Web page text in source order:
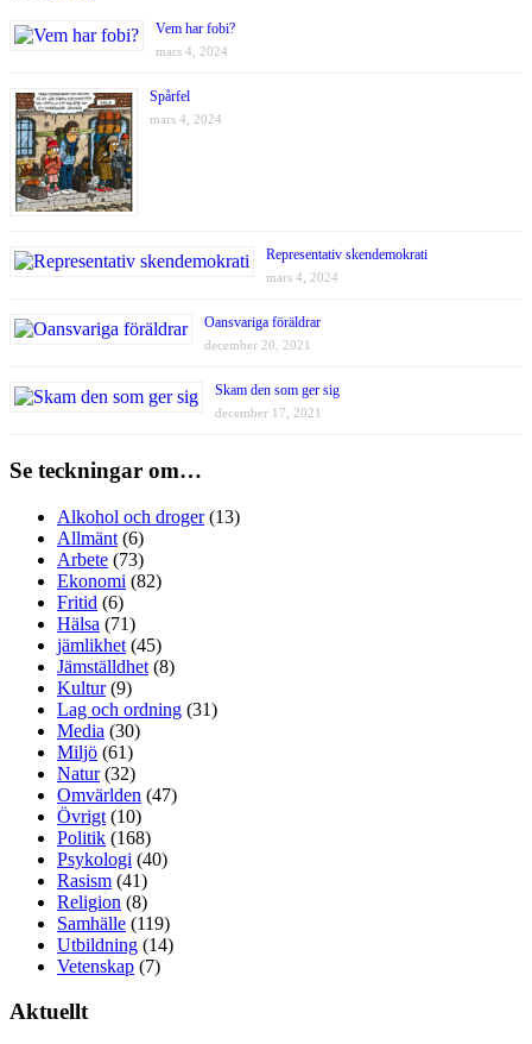
Vem har fobi?
mars 4, 2024
Spårfel
mars 4, 2024
Representativ skendemokrati
mars 4, 2024
Oansvariga föräldrar
december 20, 2021
Skam den som ger sig
december 17, 2021
Se teckningar om…
Alkohol och droger(13)
Allmänt (6)
Arbete (73)
Ekonomi (82)
Fritid (6)
Hälsa (71)
jämlikhet (45)
Jämställdhet (8)
Kultur(9)
Lag och ordning (31)
Media (30)
Miljö (61)
Natur(32)
Omvärlden (47)
Övrigt (10)
Politik (168)
Psykologi (40)
Rasism (41)
Religion (8)
Samhälle (119)
Utbildning (14)
Vetenskap (7)
Aktuellt